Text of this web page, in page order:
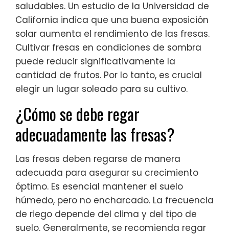
saludables. Un estudio de la Universidad de
California indica que una buena exposición
solar aumenta el rendimiento de las fresas.
Cultivar fresas en condiciones de sombra
puede reducir significativamente la
cantidad de frutos. Por lo tanto, es crucial
elegir un lugar soleado para su cultivo.
¿Cómo se debe regar
adecuadamente las fresas?
Las fresas deben regarse de manera
adecuada para asegurar su crecimiento
óptimo. Es esencial mantener el suelo
húmedo, pero no encharcado. La frecuencia
de riego depende del clima y del tipo de
suelo. Generalmente, se recomienda regar